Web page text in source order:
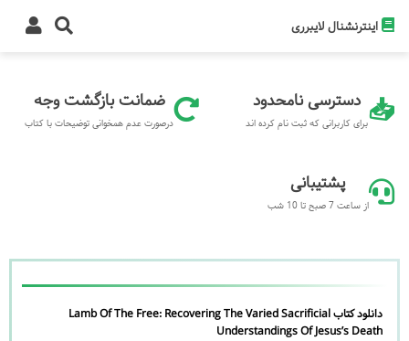
اینترنشنال لایبرری
دسترسی نامحدود
برای کاربرانی که ثبت نام کرده اند
ضمانت بازگشت وجه
درصورت عدم همخوانی توضیحات با کتاب
پشتیبانی
از ساعت 7 صبح تا 10 شب
دانلود کتاب Lamb Of The Free: Recovering The Varied Sacrificial
Understandings Of Jesus’s Death